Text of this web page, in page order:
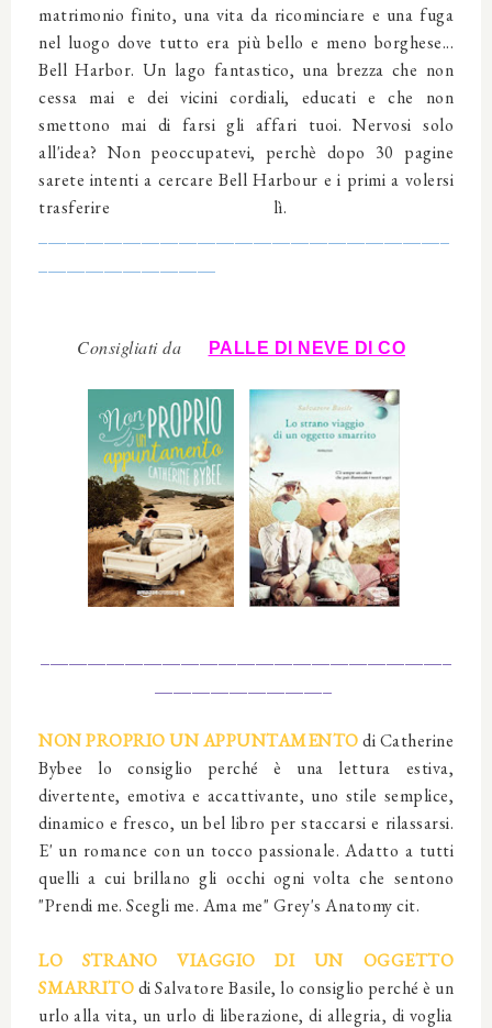
matrimonio finito, una vita da ricominciare e una fuga
nel luogo dove tutto era più bello e meno borghese...
Bell Harbor. Un lago fantastico, una brezza che non
cessa mai e dei vicini cordiali, educati e che non
smettono mai di farsi gli affari tuoi. Nervosi solo
all'idea? Non peoccupatevi, perchè dopo 30 pagine
sarete intenti a cercare Bell Harbour e i primi a volersi
trasferire lì.
Consigliati da PALLE DI NEVE DI CO
NON PROPRIO UN APPUNTAMENTOdi Catherine
Bybee lo consiglio perché è una lettura estiva,
divertente, emotiva e accattivante, uno stile semplice,
dinamico e fresco, un bel libro per staccarsi e rilassarsi.
E' un romance con un tocco passionale. Adatto a tutti
quelli a cui brillano gli occhi ogni volta che sentono
"Prendi me. Scegli me. Ama me" Grey's Anatomy cit.
LO STRANO VIAGGIO DI UN OGGETTO
SMARRITOdi Salvatore Basile, lo consiglio perché è un
urlo alla vita, un urlo di liberazione, di allegria, di voglia